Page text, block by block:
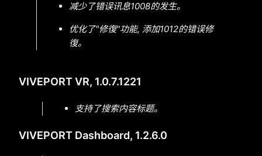
减少了错误讯息1008的发生。
优化了"修復"功能, 添加1012的错误修
復。
VIVEPORT VR, 1.0.7.1221
支持了搜索内容标题。
VIVEPORT Dashboard, 1.2.6.0